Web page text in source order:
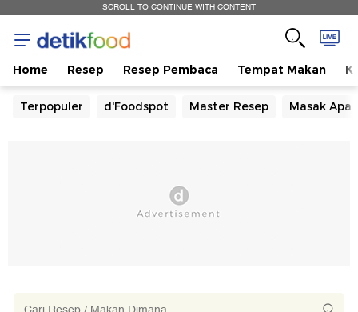
SCROLL TO CONTINUE WITH CONTENT
Home Resep Resep Pembaca Tempat Makan
Terpopuler d'Foodspot Master Resep Masak Apa